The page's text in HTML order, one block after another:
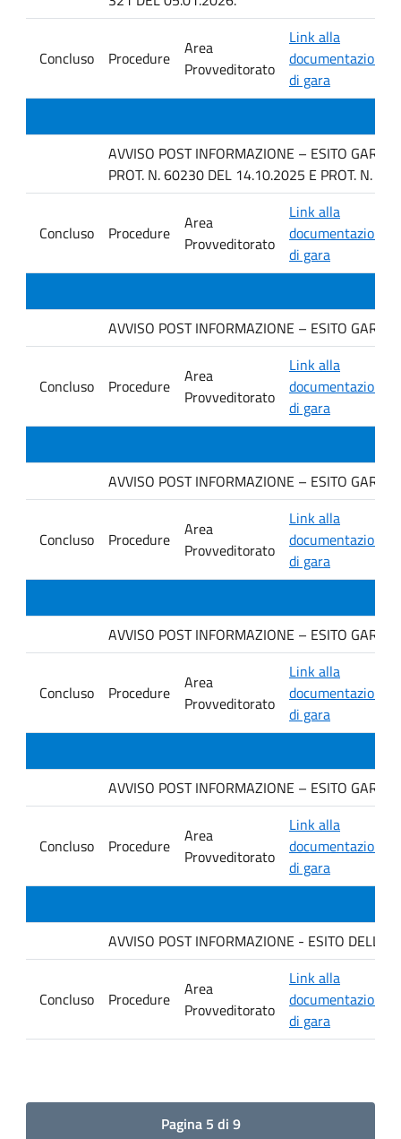
Concluso Procedure
Area
Provveditorato
Link alla
documentazione
di gara
AVVISO POST INFORMAZIONE – ESITO GARA
PROT. N. 60230 DEL 14.10.2025 E PROT. N.
Concluso Procedure
Area
Provveditorato
Link alla
documentazione
di gara
AVVISO POST INFORMAZIONE – ESITO GARA
Concluso Procedure
Area
Provveditorato
Link alla
documentazione
di gara
AVVISO POST INFORMAZIONE – ESITO GARA
Concluso Procedure
Area
Provveditorato
Link alla
documentazione
di gara
AVVISO POST INFORMAZIONE – ESITO
Concluso Procedure
Area
Provveditorato
Link alla
documentazione
di gara
AVVISO POST INFORMAZIONE – ESITO GARA.
Concluso Procedure
Area
Provveditorato
Link alla
documentazione
di gara
AVVISO POST INFORMAZIONE - ESITO
Concluso Procedure
Area
Provveditorato
Link alla
documentazione
di gara
Pagina 5 di 9